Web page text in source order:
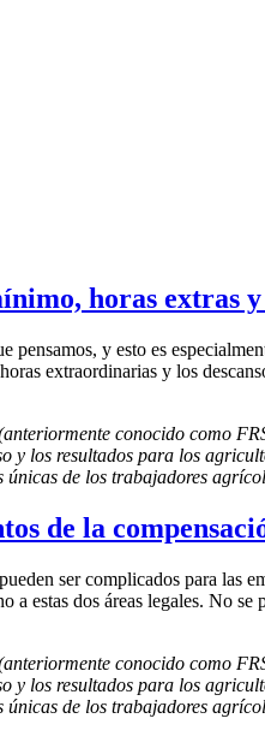
horas extras y
y esto es
extraordinarias y los
conocido como
los resultados para los
únicas de los trabajadores
de la
ser complicados para las
a estas dos áreas legales. No
conocido como
los resultados para los
únicas de los trabajadores